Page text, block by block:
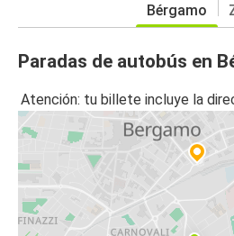
Bérgamo
Paradas de autobús en
Atención: tu billete incluye la